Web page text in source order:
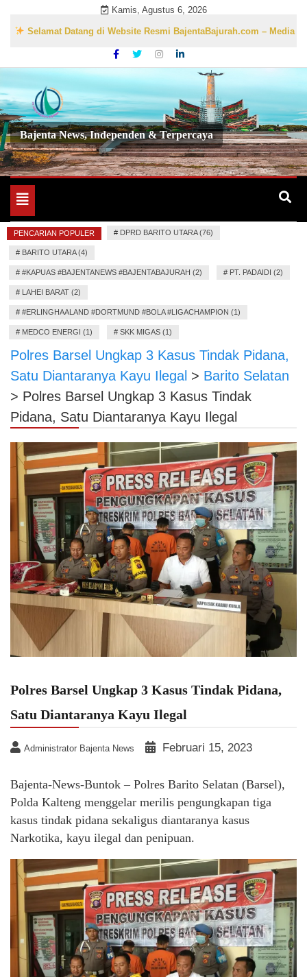
Kamis, Agustus 6, 2026
Selamat Datang di Website Resmi BajentaBajurah.com – Media
Bajenta News, Independen & Terpercaya
Toggle
navigation
PENCARIAN POPULER # DPRD BARITO UTARA (76)
# BARITO UTARA (4)
# #KAPUAS #BAJENTANEWS #BAJENTABAJURAH (2) # PT. PADAIDI (2)
# LAHEI BARAT (2)
# #ERLINGHAALAND #DORTMUND #BOLA #LIGACHAMPION (1)
# MEDCO ENERGI (1) # SKK MIGAS (1)
Polres Barsel Ungkap 3 Kasus Tindak Pidana,
Satu Diantaranya Kayu Ilegal > Barito Selatan
> Polres Barsel Ungkap 3 Kasus Tindak
Pidana, Satu Diantaranya Kayu Ilegal
Polres Barsel Ungkap 3 Kasus Tindak Pidana,
Satu Diantaranya Kayu Ilegal
Administrator Bajenta News Februari 15, 2023
Bajenta-News-Buntok – Polres Barito Selatan (Barsel),
Polda Kalteng menggelar merilis pengungkapan tiga
kasus tindak pidana sekaligus diantaranya kasus
Narkotika, kayu ilegal dan penipuan.